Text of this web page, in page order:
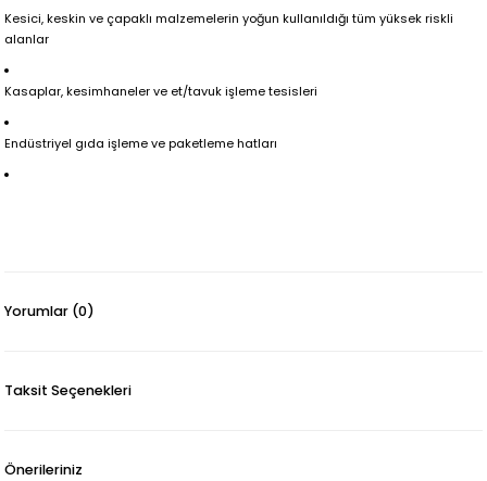
Kesici, keskin ve çapaklı malzemelerin yoğun kullanıldığı tüm yüksek riskli
alanlar
Kasaplar, kesimhaneler ve et/tavuk işleme tesisleri
Endüstriyel gıda işleme ve paketleme hatları
Yorumlar (0)
Taksit Seçenekleri
Önerileriniz